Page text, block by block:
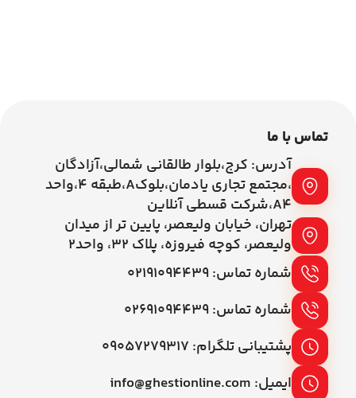
تماس با ما
آدرس: کرج،بلوار طالقانی شمالی،آزادگان
،مجتمع تجاری یادمان،بلوکA،طبقه ۴،واحد
A4،شرکت قسطی آنلاین
تهران، خیابان ولیعصر، پایین تر از میدان
ولیعصر، کوچه فیروزه، پلاک 32، واحد2
شماره تماس: ۰۲۱۹۱۰۹۴۴۳۹
شماره تماس: ۰۲۶۹۱۰۹۴۴۳۹
پشتیبانی تلگرام: ۰۹۰۵۷۲۷۹۳۱۷
ایمیل: info@ghestionline.com